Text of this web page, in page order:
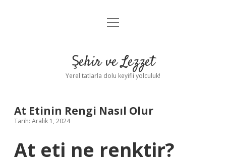
Anasayfa
Yasal Uyarı
menüyü
Şehir ve Lezzet
Yerel tatlarla dolu keyifli yolculuk!
At Etinin Rengi Nasıl Olur
Tarih: Aralık 1, 2024
At eti ne renktir?